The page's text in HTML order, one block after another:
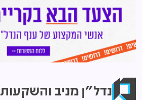
נדל"ן מניב והשקעות